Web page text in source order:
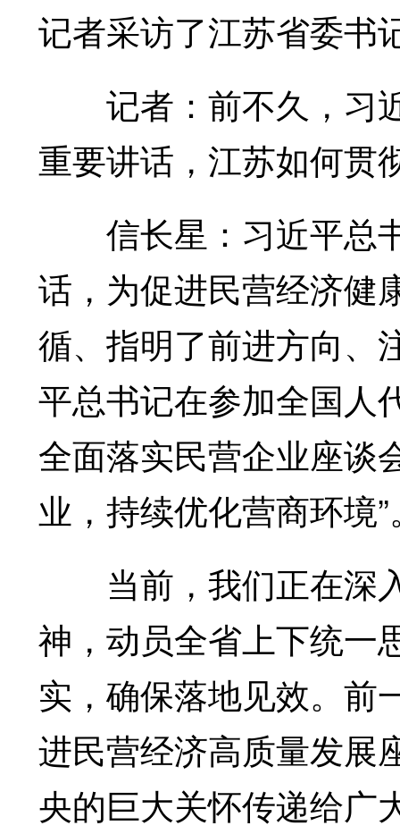
记者采访了江苏省委书
记者：前不久，习
重要讲话，江苏如何贯
信长星：习近平总
话，为促进民营经济健
循、指明了前进方向、
平总书记在参加全国人
全面落实民营企业座谈
业，持续优化营商环境”
当前，我们正在深
神，动员全省上下统一
实，确保落地见效。前
进民营经济高质量发展
央的巨大关怀传递给广